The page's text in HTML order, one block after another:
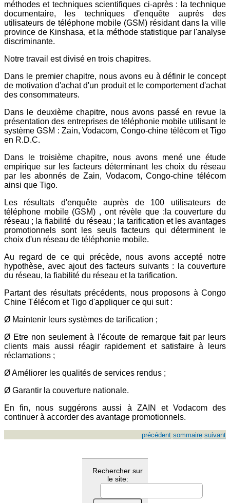
méthodes et techniques scientifiques ci-après : la technique
documentaire, les techniques d'enquête auprès des
utilisateurs de téléphone mobile (GSM) résidant dans la ville
province de Kinshasa, et la méthode statistique par l'analyse
discriminante.
Notre travail est divisé en trois chapitres.
Dans le premier chapitre, nous avons eu à définir le concept
de motivation d'achat d'un produit et le comportement d'achat
des consommateurs.
Dans le deuxième chapitre, nous avons passé en revue la
présentation des entreprises de téléphonie mobile utilisant le
système GSM : Zain, Vodacom, Congo-chine télécom et Tigo
en R.D.C.
Dans le troisième chapitre, nous avons mené une étude
empirique sur les facteurs déterminant les choix du réseau
par les abonnés de Zain, Vodacom, Congo-chine télécom
ainsi que Tigo.
Les résultats d'enquête auprès de 100 utilisateurs de
téléphone mobile (GSM) , ont révèle que :la couverture du
réseau ; la fiabilité du réseau ; la tarification et les avantages
promotionnels sont les seuls facteurs qui déterminent le
choix d'un réseau de téléphonie mobile.
Au regard de ce qui précède, nous avons accepté notre
hypothèse, avec ajout des facteurs suivants : la couverture
du réseau, la fiabilité du réseau et la tarification.
Partant des résultats précédents, nous proposons à Congo
Chine Télécom et Tigo d'appliquer ce qui suit :
Ø Maintenir leurs systèmes de tarification ;
Ø Etre non seulement à l'écoute de remarque fait par leurs
clients mais aussi réagir rapidement et satisfaire à leurs
réclamations ;
Ø Améliorer les qualités de services rendus ;
Ø Garantir la couverture nationale.
En fin, nous suggérons aussi à ZAIN et Vodacom des
continuer à accorder des avantage promotionnels.
précédent sommaire suivant
Rechercher sur
le site: